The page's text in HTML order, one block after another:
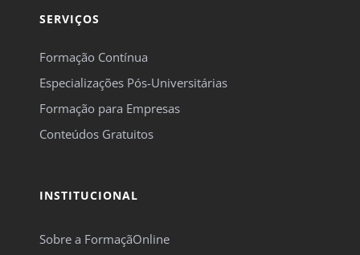
SERVIÇOS
Formação Contínua
Especializações Pós-Universitárias
Formação para Empresas
Conteúdos Gratuitos
INSTITUCIONAL
Sobre a FormaçãOnline